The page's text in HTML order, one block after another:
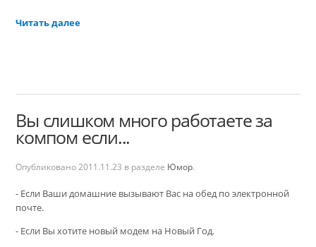
Читать далее
Вы слишком много работаете за
компом если...
Опубликовано 2011.11.23 в разделе Юмор.
- Если Ваши домашние вызывают Вас на обед по электронной
почте.
- Если Вы хотите новый модем на Новый Год.